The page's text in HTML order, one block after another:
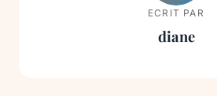
ECRIT PAR
diane